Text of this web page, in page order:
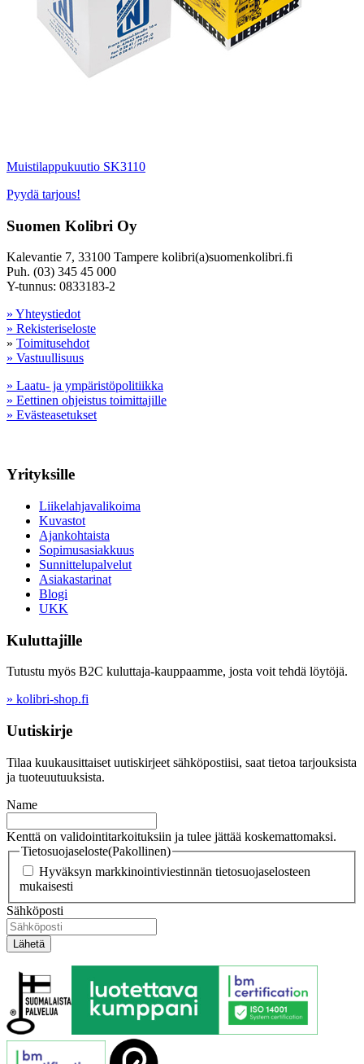
Muistilappukuutio SK3110
Pyydä tarjous!
Suomen Kolibri Oy
Kalevantie 7, 33100 Tampere kolibri(a)suomenkolibri.fi
Puh. (03) 345 45 000
Y-tunnus: 0833183-2
» Yhteystiedot
» Rekisteriseloste
» Toimitusehdot
» Vastuullisuus
» Laatu- ja ympäristöpolitiikka
» Eettinen ohjeistus toimittajille
» Evästeasetukset
Yrityksille
Liikelahjavalikoima
Kuvastot
Ajankohtaista
Sopimusasiakkuus
Sunnittelupalvelut
Asiakastarinat
Blogi
UKK
Kuluttajille
Tutustu myös B2C kuluttaja-kauppaamme, josta voit tehdä löytöjä.
» kolibri-shop.fi
Uutiskirje
Tilaa kuukausittaiset uutiskirjeet sähköpostiisi, saat tietoa tarjouksista
ja tuoteuutuuksista.
Name
Kenttä on validointitarkoituksiin ja tulee jättää koskemattomaksi.
Tietosuojaseloste(Pakollinen)
Hyväksyn markkinointiviestinnän tietosuojaselosteen
mukaisesti
Sähköposti